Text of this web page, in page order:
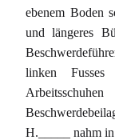
ebenem Boden
und längeres
linken
H._____ nahm